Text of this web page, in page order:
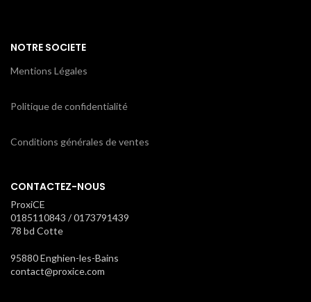
NOTRE SOCIETE
Mentions Légales
Politique de confidentialité
Conditions générales de ventes
CONTACTEZ-NOUS
ProxiCE
0185110843 / 0173791439
78 bd Cotte
95880 Enghien-les-Bains
contact@proxice.com